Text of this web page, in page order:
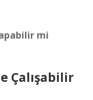
mi
Çalışabilir